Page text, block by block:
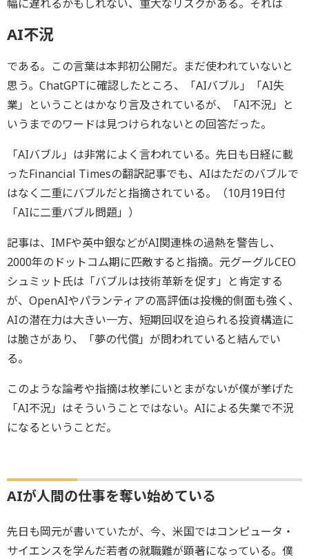
幅に遅れるかもしれない、重大なリスクがある。それは
AI不況
である。この言葉は本邦初公開だ。まだ使われていないと
思う。ChatGPTに確認したところ、「AIバブル」「AI失
業」ということはかなり言及されているが、「AI不況」と
いうまでのワードは見つけられないとの回答だった。
「AIバブル」は非常によく言われている。先日も日経に載
ったFinancial Timesの翻訳記事でも、AIはただのバブルで
はなく二重にバブルだと指摘されている。（10月19日付
「AIに二重バブル問題」）
記事は、IMFや英中銀などがAI関連株の過熱を警告し、
2000年のドットコム期に匹敵すると指摘。元グーグルCEO
シュミット氏は「バブルは技術革新を促す」と肯定する
が、OpenAIやパランティアの高評価は投機的側面も強く、
AIの潜在力は大きい一方、短期回収を迫られる投資構造に
は脆さがあり、「夢の代償」が問われていると結んでい
る。
このような論考や指摘は枚挙にいとまがないが僕が挙げた
「AI不況」はそういうことではない。AIによる失業で不況
になるということだ。
AIが人間の仕事を奪い始めている
先日も岡元が書いていたが、今、米国ではコンピュータ・
サイエンスを学んだ若者の就職難が顕著になっている。僕